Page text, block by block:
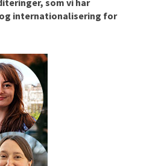
som vi har
internationalisering for